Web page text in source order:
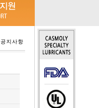
지사항